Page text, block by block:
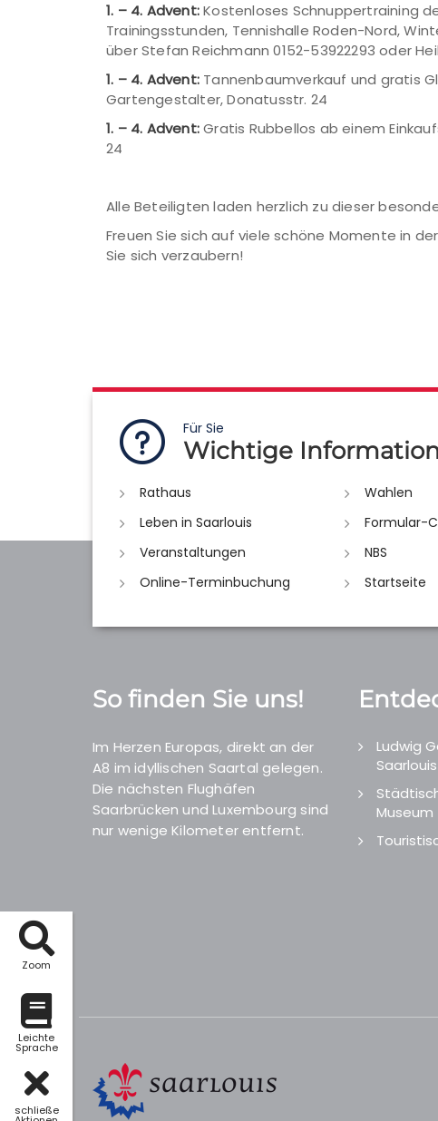
Zoom
Leichte
Sprache
schließe
1. – 4. Advent:Kostenloses Schnuppertraining
Trainingsstunden, Tennishalle Roden-Nord,
über Stefan Reichmann 0152-53922293 oder
1. – 4. Advent: Tannenbaumverkauf und gratis
Gartengestalter, Donatusstr. 24
1. – 4. Advent:Gratis Rubbellos ab einem
24
Alle Beteiligten laden herzlich zu dieser
Freuen Sie sich auf viele schöne Momente in
Sie sich verzaubern!
Für Sie
Wichtige
Rathaus
Wahlen
Leben in Saarlouis
Formular-
Veranstaltungen
NBS
Online-Terminbuchung
Startseite
So finden Sie uns!
Im Herzen Europas, direkt an der
A8 im idyllischen Saartal gelegen.
Die nächsten Flughäfen
Saarbrücken und Luxembourg sind
nur wenige Kilometer entfernt.
Ludwig
Saarlouis
Museum